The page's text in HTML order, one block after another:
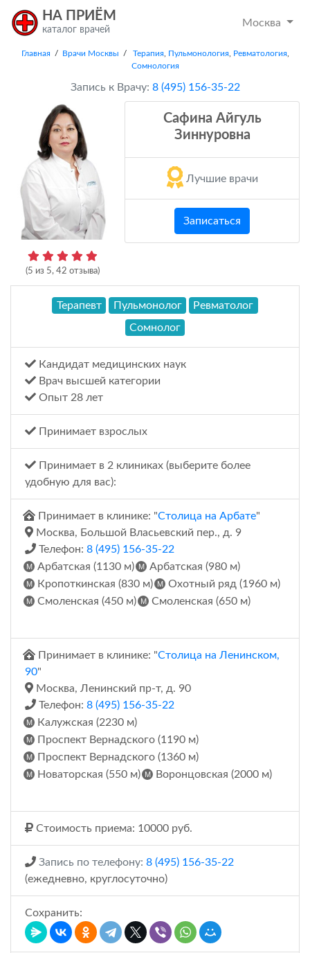
НА ПРИЁМ
каталог врачей
Москва
Главная / Врачи Москвы / Терапия Пульмонология Ревматология
Сомнология
Запись к Врачу: 8 (495) 156-35-22
(5 из 5, 42 отзыва)
Сафина Айгуль
Зиннуровна
Лучшие врачи
Записаться
Терапевт Пульмонолог
Ревматолог
Сомнолог
Кандидат медицинских наук
Врач высшей категории
Опыт 28 лет
Принимает взрослых
Принимает в 2 клиниках (выберите более
удобную для вас):
Принимает в клинике: "Столица на Арбате"
Москва, Большой Власьевский пер., д. 9
Телефон: 8 (495) 156-35-22
Арбатская (1130 м)
Арбатская (980 м)
Кропоткинская (830 м)
Охотный ряд (1960 м)
Смоленская (450 м)
Смоленская (650 м)
Принимает в клинике: "Столица на Ленинском,
90"
Москва, Ленинский пр-т, д. 90
Телефон: 8 (495) 156-35-22
Калужская (2230 м)
Проспект Вернадского (1190 м)
Проспект Вернадского (1360 м)
Новаторская (550 м)
Воронцовская (2000 м)
Стоимость приема: 10000 руб.
Запись по телефону: 8 (495) 156-35-22
(ежедневно, круглосуточно)
Сохранить: